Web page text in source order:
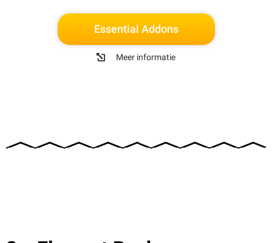
Essential Addons
Meer informatie